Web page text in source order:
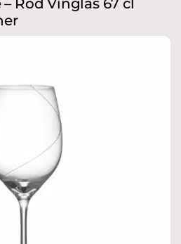
Röd Vinglas 67 cl